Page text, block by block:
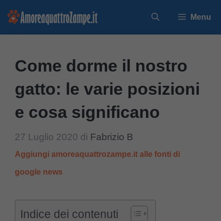
Vai
Menu
Come dorme il nostro
gatto: le varie posizioni
e cosa significano
27 Luglio 2020 di Fabrizio B
Aggiungi amoreaquattrozampe.it alle fonti di
google news
Indice dei contenuti